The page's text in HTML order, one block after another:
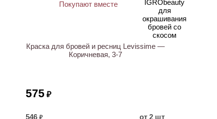
Краска для бровей и ресниц Levissime —
Коричневая, 3-7
575 ₽
546 ₽ от 2 шт